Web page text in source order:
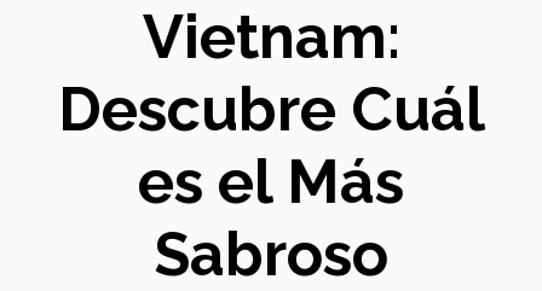
Vietnam:
Descubre Cuál
es el Más
Sabroso